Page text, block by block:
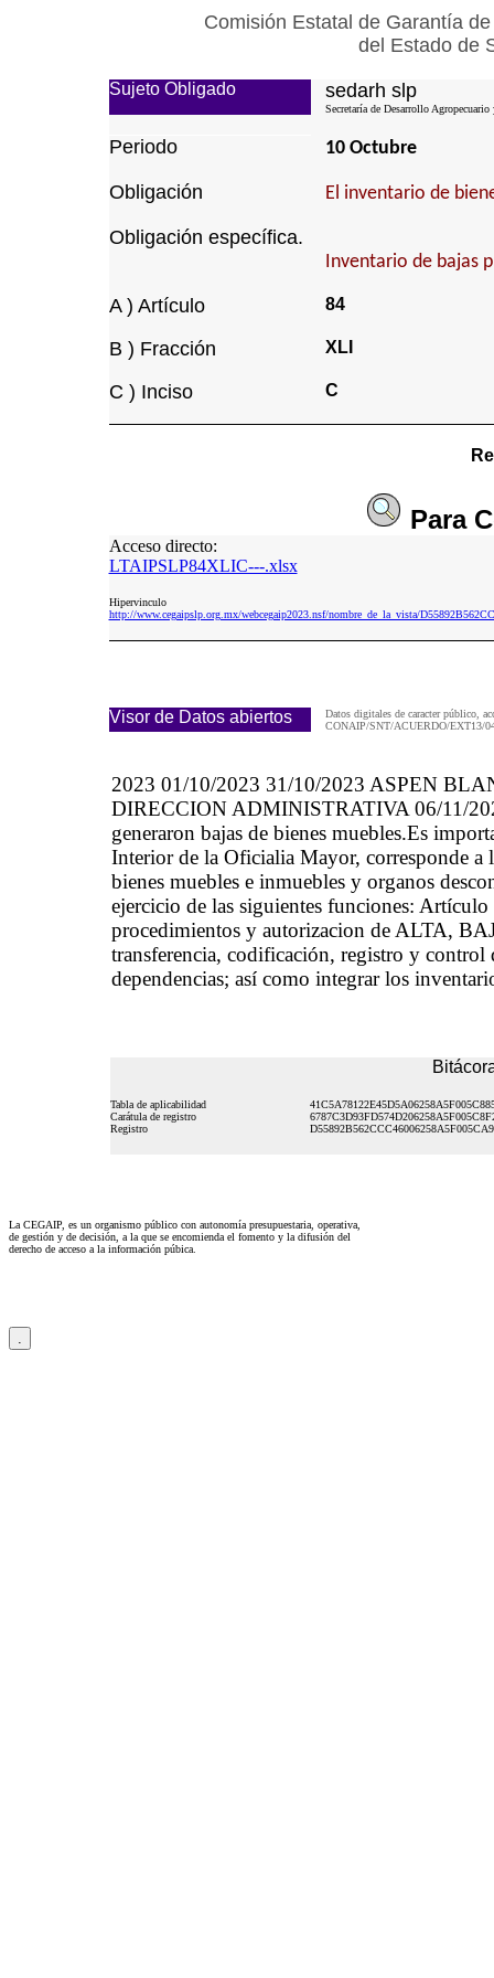
Comisión Estatal de Garantía
del Estado de
Sujeto Obligado sedarh slp
Secretaría de Desarrollo
Periodo 10 Octubre
Obligación El inventario de
Obligación específica.
Inventario de bajas
A ) Artículo 84
B ) Fracción XLI
C ) Inciso C
Para
Acceso directo:
LTAIPSLP84XLIC---.xlsx
Hipervinculo
http://www.cegaipslp.org.mx/webcegaip2023.nsf/nombre_de_la_vista/
Visor de Datos abiertos
Datos digitales de caracter público,
CONAIP/SNT/ACUERDO/EXT13/
2023 01/10/2023 31/10/2023 ASPEN
DIRECCION ADMINISTRATIVA 06/11/
generaron bajas de bienes muebles.Es
Interior de la Oficialia Mayor, corresponde
bienes muebles e inmuebles y organos
ejercicio de las siguientes funciones:
procedimientos y autorizacion de ALTA,
transferencia, codificación, registro y
dependencias; así como integrar los
Tabla de aplicabilidad
Carátula de registro
Registro
La CEGAIP, es un organismo público con autonomía presupuestaria, operativa,
de gestión y de decisión, a la que se encomienda el fomento y la difusión del
derecho de acceso a la información púbica.